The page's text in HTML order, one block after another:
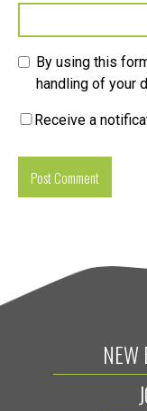
By using this
handling of your
Receive a
NEW